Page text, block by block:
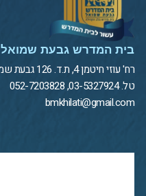
בית המדרש גבעת שמואל
רח' עוזי חיטמן 4, ת.ד. 126 גבעת שמואל
טל. 03-5327924, 052-7203828
bmkhilati@gmail.com